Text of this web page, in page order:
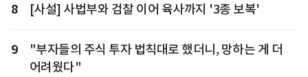
8 [사설] 사법부와 검찰 이어 육사까지 '3종 보복'
9
"부자들의 주식 투자 법칙대로 했더니, 망하는 게 더
어려웠다"